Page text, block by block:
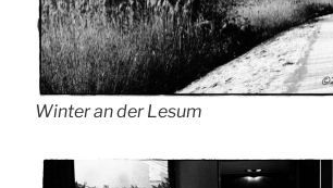
Winter an der Lesum